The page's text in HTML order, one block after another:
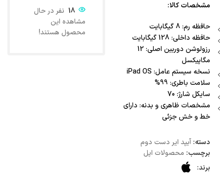
مشخصات کالا:
حافظه رم: 8 گیگابایت
حافظه داخلی: 128 گیگابایت
رزولوشن دوربین اصلی: 12
مگاپیکسل
نسخه سیستم عامل: iPad OS
سلامت باطری: 99%
سایکل شارژ: 70
مشخصات ظاهری و بدنه: دارای
خط و خش جزئی
دسته: آیپد ایر دست دوم
برچسب: محصولات اپل
برند:
18 نفر در حال
مشاهده این
محصول هستند!